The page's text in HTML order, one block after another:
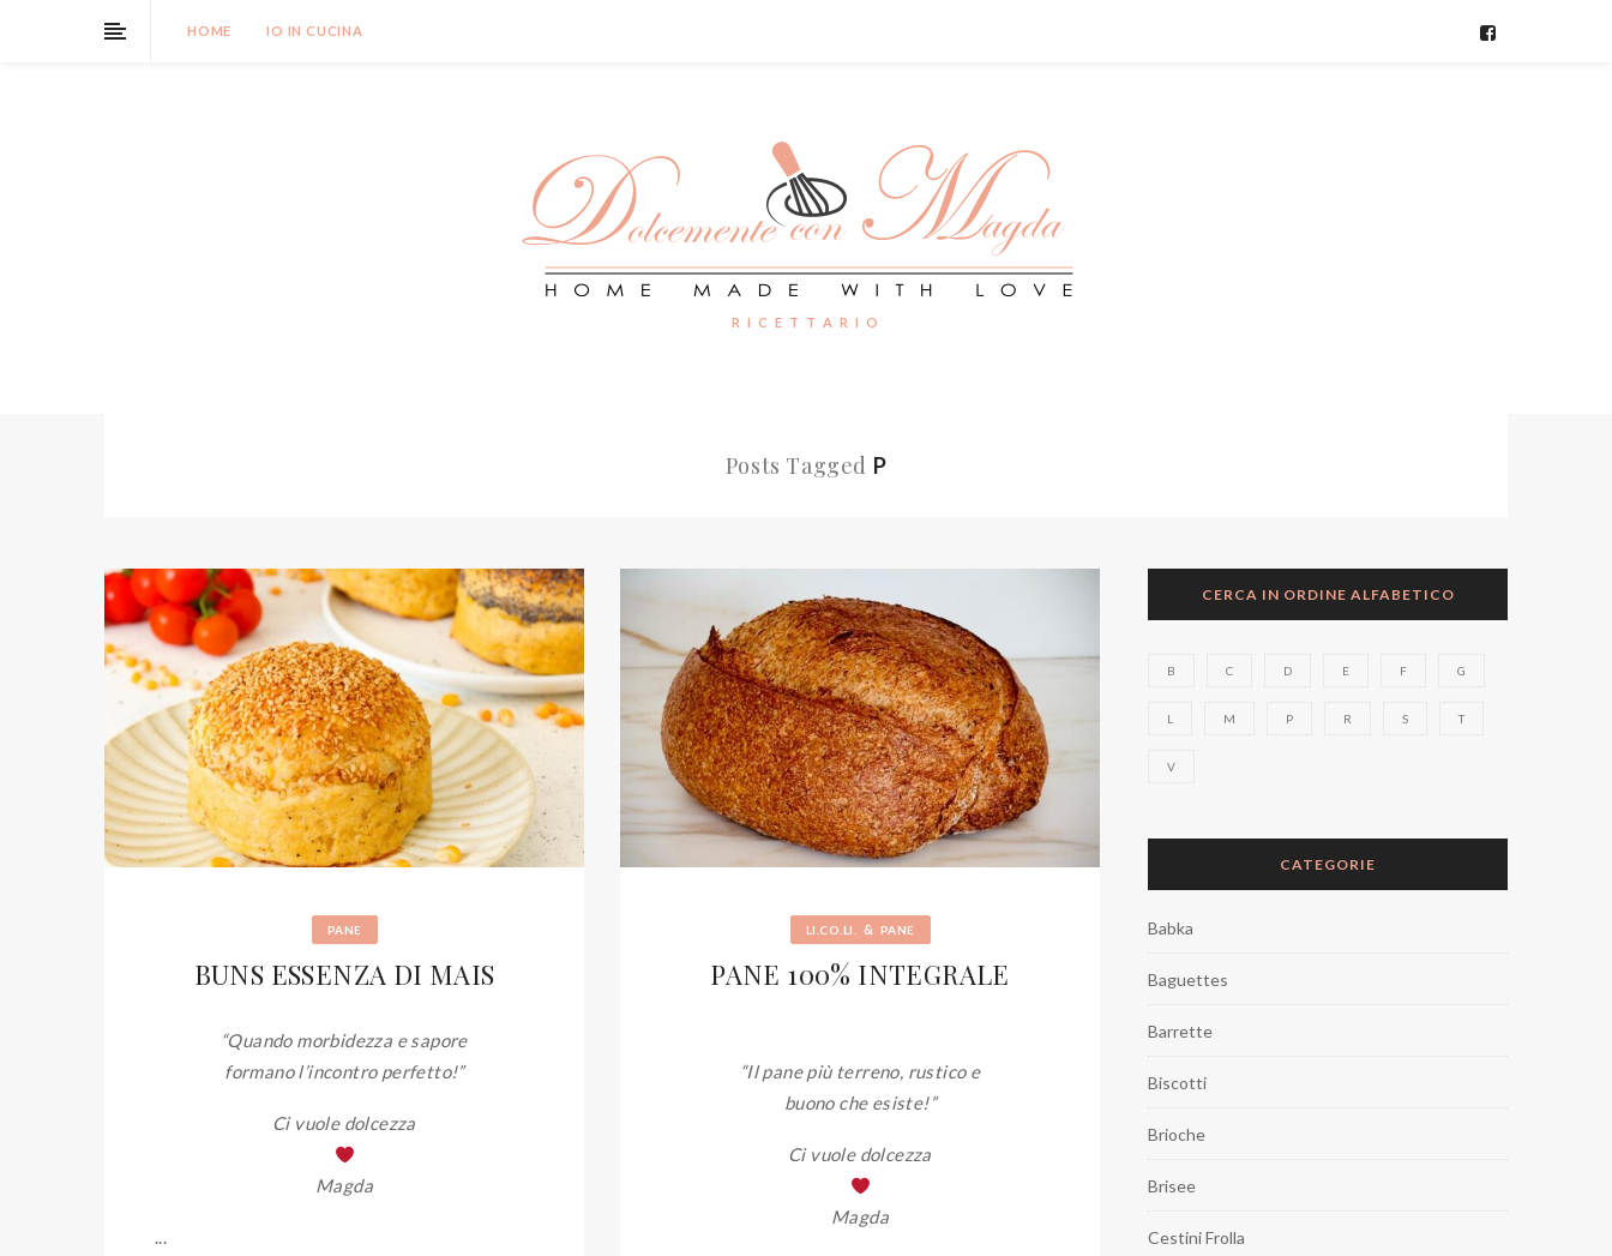
HOME IO IN CUCINA
R I C E T T A R I O
Posts Tagged P
PANE
BUNS ESSENZA DI MAIS
“Quando morbidezza e sapore
formano l’incontro perfetto!”
Ci vuole dolcezza
Magda
...
LI.CO.LI. & PANE
PANE 100% INTEGRALE
“Il pane più terreno, rustico e
buono che esiste!”
Ci vuole dolcezza
Magda
CERCA IN ORDINE ALFABETICO
B C D E F G
L M P R S T
V
CATEGORIE
Babka
Baguettes
Barrette
Biscotti
Brioche
Brisee
Cestini Frolla